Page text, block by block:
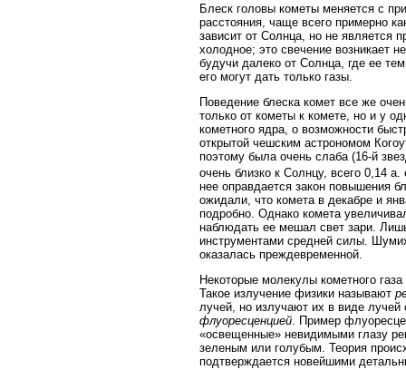
Блеск головы кометы меняется с
расстояния, чаще всего примерно
зависит от Солнца, но не является
холодное; это свечение возникает
будучи далеко от Солнца, где ее
его могут дать только газы.
Поведение блеска комет все же
только от кометы к комете, но и у
кометного ядра, о возможности
открытой чешским астрономом
поэтому была очень слаба (16-й
очень близко к Солнцу, всего 0,14 а.
нее оправдается закон повышения
ожидали, что комета в декабре и
подробно. Однако комета
наблюдать ее мешал свет зари.
инструментами средней силы.
оказалась преждевременной.
Некоторые молекулы кометного
Такое излучение физики называют
лучей, но излучают их в виде
флуоресценцией. Пример
«освещенные» невидимыми глазу
зеленым или голубым. Теория
подтверждается новейшими